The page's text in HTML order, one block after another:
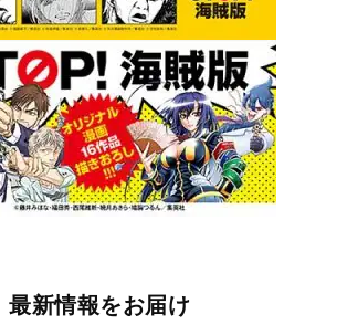
最新情報をお届け